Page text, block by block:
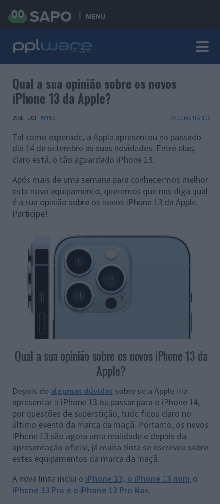
MENU
Qual a sua opinião sobre os novos
iPhone 13 da Apple?
25 SET 2021 · APPLE 49 COMENTÁRIOS
Tal como esperado, a Apple apresentou no passado
dia 14 de setembro as suas novidades. Entre elas,
claro está, o tão aguardado iPhone 13.
Após mais de uma semana para conhecermos melhor
este novo equipamento, queremos que nos diga qual
é a sua opinião sobre os novos iPhone 13 da Apple.
Participe!
Qual a sua opinião sobre os novos iPhone 13 da
Apple?
Depois de algumas dúvidas sobre se a Apple iria
apresentar o iPhone 13 ou passar para o iPhone 14,
por questões de superstição, tudo ficou claro no
último evento da marca da maçã. Portanto, os novos
iPhone 13 são agora uma realidade e depois da
apresentação oficial, já muita tinta se escreveu sobre
estes equipamentos da marca da maçã.
A nova linha inclui o iPhone 13, o iPhone 13 mini, o
iPhone 13 Pro e o iPhone 13 Pro Max.